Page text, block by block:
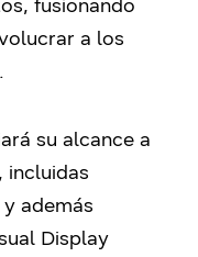
fusionando
a los
su alcance a
incluidas
además
Display